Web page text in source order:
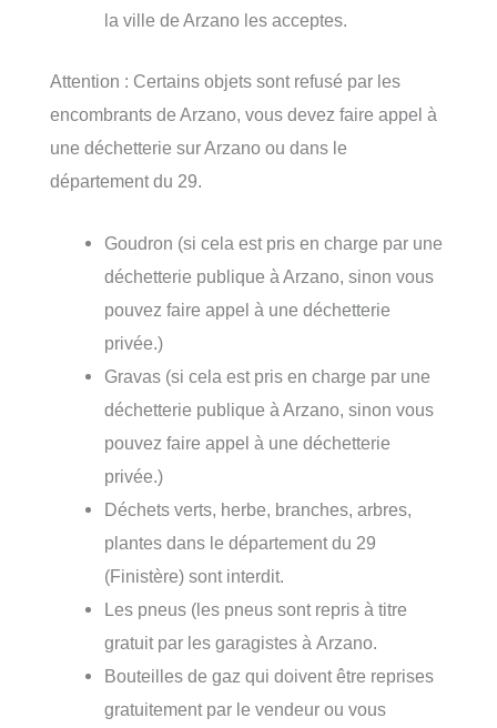
la ville de Arzano les acceptes.
Attention : Certains objets sont refusé par les
encombrants de Arzano, vous devez faire appel à
une déchetterie sur Arzano ou dans le
département du 29.
Goudron (si cela est pris en charge par une
déchetterie publique à Arzano, sinon vous
pouvez faire appel à une déchetterie
privée.)
Gravas (si cela est pris en charge par une
déchetterie publique à Arzano, sinon vous
pouvez faire appel à une déchetterie
privée.)
Déchets verts, herbe, branches, arbres,
plantes dans le département du 29
(Finistère) sont interdit.
Les pneus (les pneus sont repris à titre
gratuit par les garagistes à Arzano.
Bouteilles de gaz qui doivent être reprises
gratuitement par le vendeur ou vous